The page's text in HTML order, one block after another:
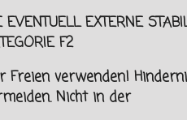
EVENTUELL EXTERNE
F2
Freien verwenden!
Nicht in der